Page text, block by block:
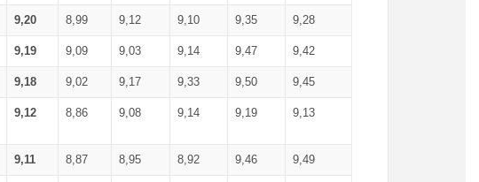
9,20 8,99 9,12 9,10 9,35 9,28
9,19 9,09 9,03 9,14 9,47 9,42
9,18 9,02 9,17 9,33 9,50 9,45
9,12 8,86 9,08 9,14 9,19 9,13
9,11 8,87 8,95 8,92 9,46 9,49